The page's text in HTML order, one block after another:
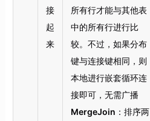
接
起
来
所有行才能与其他表
中的所有行进行比
较。不过，如果分布
键与连接键相同，则
本地进行嵌套循环连
接即可，无需广播
MergeJoin ：排序两